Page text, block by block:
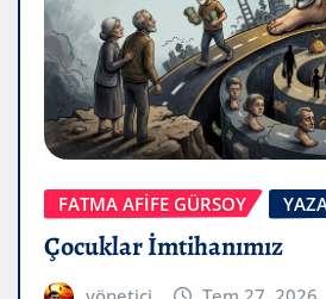
FATMA AFİFE GÜRSOY
Çocuklar İmtihanımız